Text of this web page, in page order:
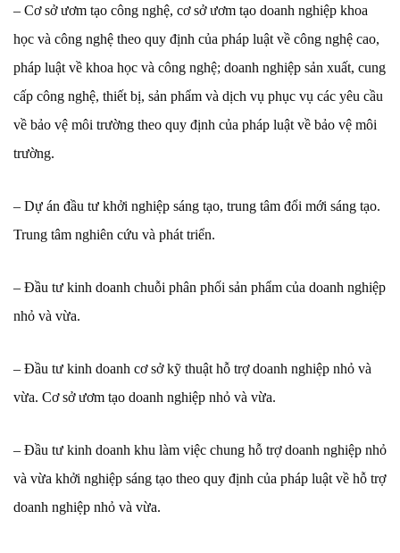
– Cơ sở ươm tạo công nghệ, cơ sở ươm tạo doanh nghiệp khoa
học và công nghệ theo quy định của pháp luật về công nghệ cao,
pháp luật về khoa học và công nghệ; doanh nghiệp sản xuất, cung
cấp công nghệ, thiết bị, sản phẩm và dịch vụ phục vụ các yêu cầu
về bảo vệ môi trường theo quy định của pháp luật về bảo vệ môi
trường.
– Dự án đầu tư khởi nghiệp sáng tạo, trung tâm đổi mới sáng tạo.
Trung tâm nghiên cứu và phát triển.
– Đầu tư kinh doanh chuỗi phân phối sản phẩm của doanh nghiệp
nhỏ và vừa.
– Đầu tư kinh doanh cơ sở kỹ thuật hỗ trợ doanh nghiệp nhỏ và
vừa. Cơ sở ươm tạo doanh nghiệp nhỏ và vừa.
– Đầu tư kinh doanh khu làm việc chung hỗ trợ doanh nghiệp nhỏ
và vừa khởi nghiệp sáng tạo theo quy định của pháp luật về hỗ trợ
doanh nghiệp nhỏ và vừa.